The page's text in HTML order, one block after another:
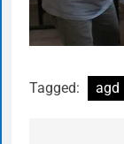
Tagged: agd